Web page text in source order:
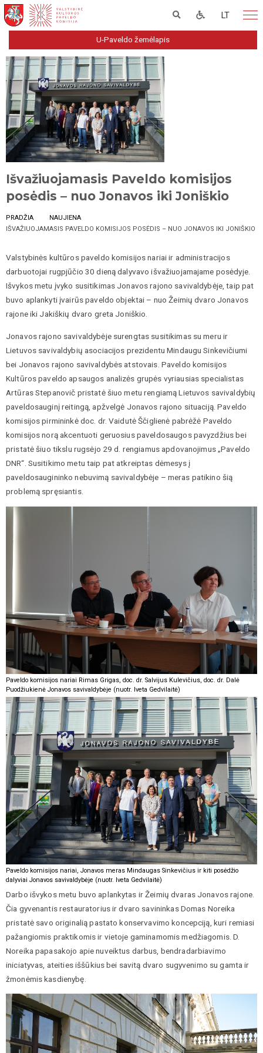
LT
U-Paveldo žemėlapis
Išvažiuojamasis Paveldo komisijos
posėdis – nuo Jonavos iki Joniškio
PRADŽIA
NAUJIENA
IŠVAŽIUOJAMASIS PAVELDO KOMISIJOS POSĖDIS – NUO JONAVOS IKI JONIŠKIO
Valstybinės kultūros paveldo komisijos nariai ir administracijos
darbuotojai rugpjūčio 30 dieną dalyvavo išvažiuojamajame posėdyje.
Išvykos metu įvyko susitikimas Jonavos rajono savivaldybėje, taip pat
buvo aplankyti įvairūs paveldo objektai – nuo Žeimių dvaro Jonavos
rajone iki Jakiškių dvaro greta Joniškio.
Jonavos rajono savivaldybėje surengtas susitikimas su meru ir
Lietuvos savivaldybių asociacijos prezidentu Mindaugu Sinkevičiumi
bei Jonavos rajono savivaldybės atstovais. Paveldo komisijos
Kultūros paveldo apsaugos analizės grupės vyriausias specialistas
Artūras Stepanovič pristatė šiuo metu rengiamą Lietuvos savivaldybių
paveldosauginį reitingą, apžvelgė Jonavos rajono situaciją. Paveldo
komisijos pirmininkė doc. dr. Vaidutė Ščiglienė pabrėžė Paveldo
komisijos norą akcentuoti geruosius paveldosaugos pavyzdžius bei
pristatė šiuo tikslu rugsėjo 29 d. rengiamus apdovanojimus „Paveldo
DNR“. Susitikimo metu taip pat atkreiptas dėmesys į
paveldosaugininko nebuvimą savivaldybėje – meras patikino šią
problemą spręsiantis.
Paveldo komisijos nariai Rimas Grigas, doc. dr. Salvijus Kulevičius, doc. dr. Dalė
Puodžiukienė Jonavos savivaldybėje (nuotr. Iveta Gedvilaitė)
Paveldo komisijos nariai, Jonavos meras Mindaugas Sinkevičius ir kiti posėdžio
dalyviai Jonavos savivaldybėje (nuotr. Iveta Gedvilaitė)
Darbo išvykos metu buvo aplankytas ir Žeimių dvaras Jonavos rajone.
Čia gyvenantis restauratorius ir dvaro savininkas Domas Noreika
pristatė savo originalią pastato konservavimo koncepciją, kuri remiasi
pažangiomis praktikomis ir vietoje gaminamomis medžiagomis. D.
Noreika papasakojo apie nuveiktus darbus, bendradarbiavimo
iniciatyvas, ateities iššūkius bei savitą dvaro sugyvenimo su gamta ir
žmonėmis kasdienybę.